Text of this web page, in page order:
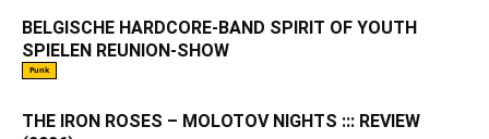
BELGISCHE HARDCORE-BAND SPIRIT OF YOUTH
SPIELEN REUNION-SHOW
Punk
THE IRON ROSES – MOLOTOV NIGHTS ::: REVIEW